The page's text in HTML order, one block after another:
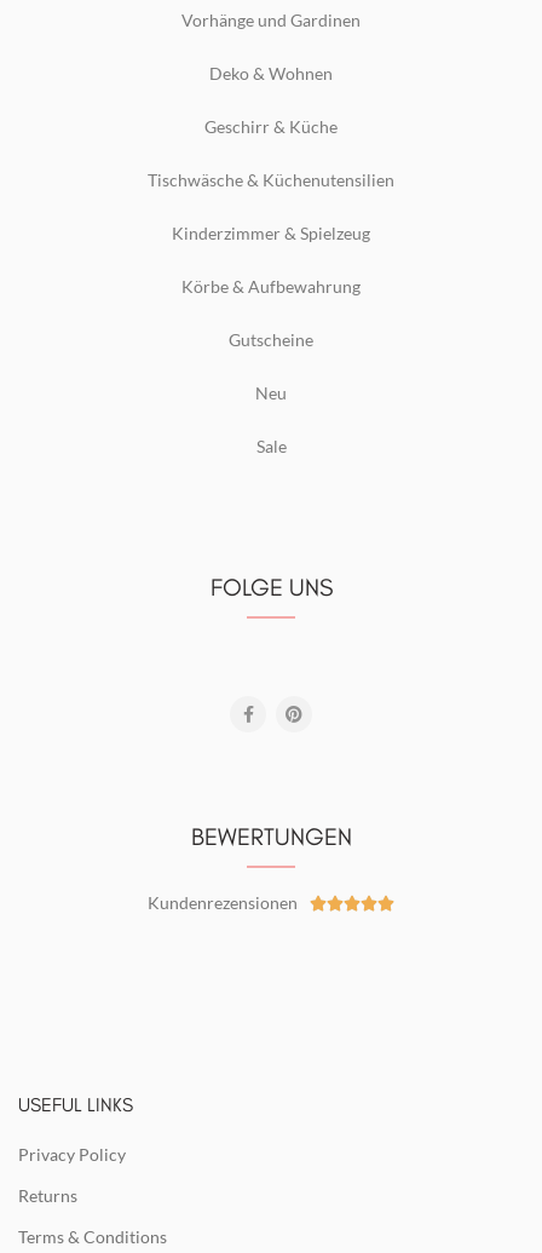
Vorhänge und Gardinen
Deko & Wohnen
Geschirr & Küche
Tischwäsche & Küchenutensilien
Kinderzimmer & Spielzeug
Körbe & Aufbewahrung
Gutscheine
Neu
Sale
FOLGE UNS
BEWERTUNGEN
Kundenrezensionen 
USEFUL LINKS
Privacy Policy
Returns
Terms & Conditions